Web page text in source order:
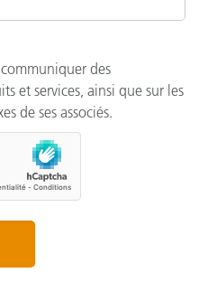
des
et services, ainsi que sur les
de ses associés.